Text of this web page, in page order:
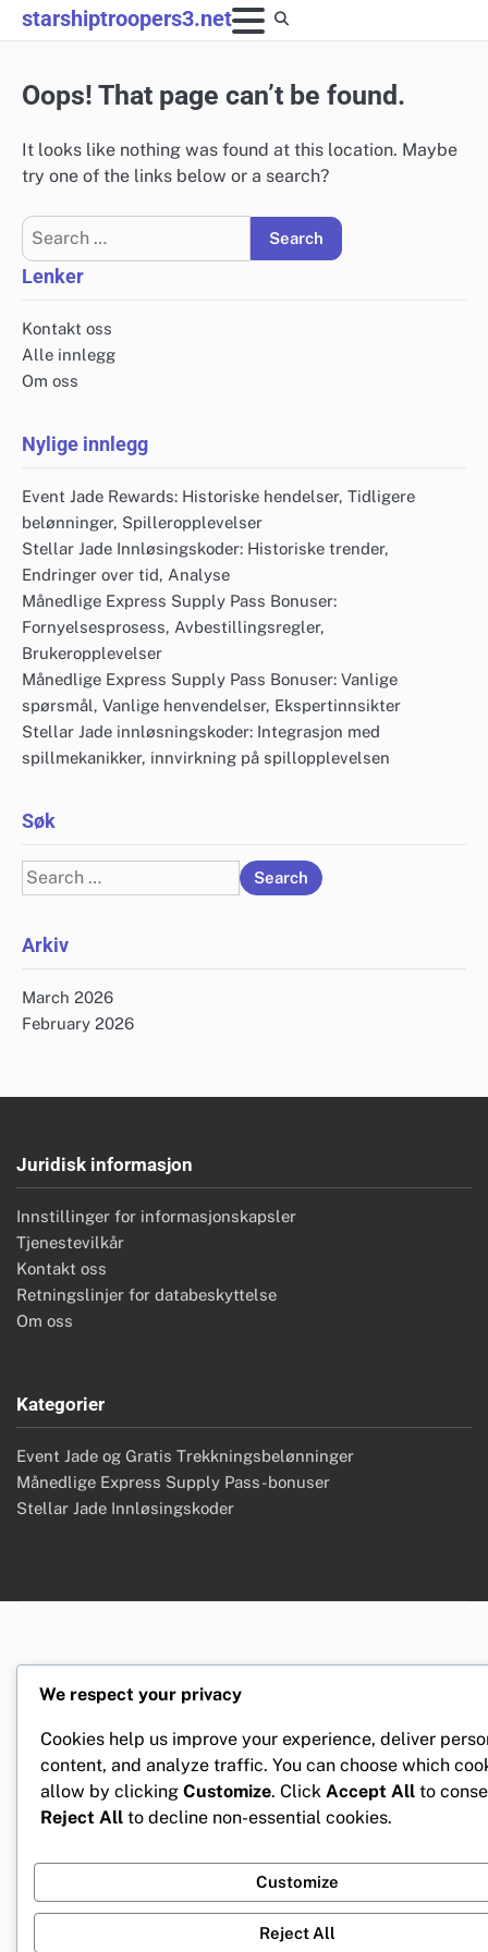
Skip
to
starshiptroopers3.net
Oops! That page can’t be found.
It looks like nothing was found at this location. Maybe
try one of the links below or a search?
Search
for:
Lenker
Kontakt oss
Alle innlegg
Om oss
Nylige innlegg
Event Jade Rewards: Historiske hendelser, Tidligere
belønninger, Spilleropplevelser
Stellar Jade Innløsingskoder: Historiske trender,
Endringer over tid, Analyse
Månedlige Express Supply Pass Bonuser:
Fornyelsesprosess, Avbestillingsregler,
Brukeropplevelser
Månedlige Express Supply Pass Bonuser: Vanlige
spørsmål, Vanlige henvendelser, Ekspertinnsikter
Stellar Jade innløsningskoder: Integrasjon med
spillmekanikker, innvirkning på spillopplevelsen
Søk
Search
for:
Arkiv
March 2026
February 2026
Juridisk informasjon
Innstillinger for informasjonskapsler
Tjenestevilkår
Kontakt oss
Retningslinjer for databeskyttelse
Om oss
Kategorier
Event Jade og Gratis Trekkningsbelønninger
Månedlige Express Supply Pass-bonuser
Stellar Jade Innløsingskoder
We respect your privacy
Cookies help us improve your experience, deliver
content, and analyze traffic. You can choose which
allow by clicking Customize. Click Accept All to
Reject All to decline non-essential cookies.
Customize
Reject All